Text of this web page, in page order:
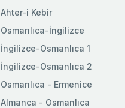
Ahter-i Kebir
Osmanlıca-İngilizce
İngilizce-Osmanlıca 1
İngilizce-Osmanlıca 2
Osmanlıca - Ermenice
Almanca - Osmanlıca